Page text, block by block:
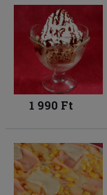
1 990 Ft